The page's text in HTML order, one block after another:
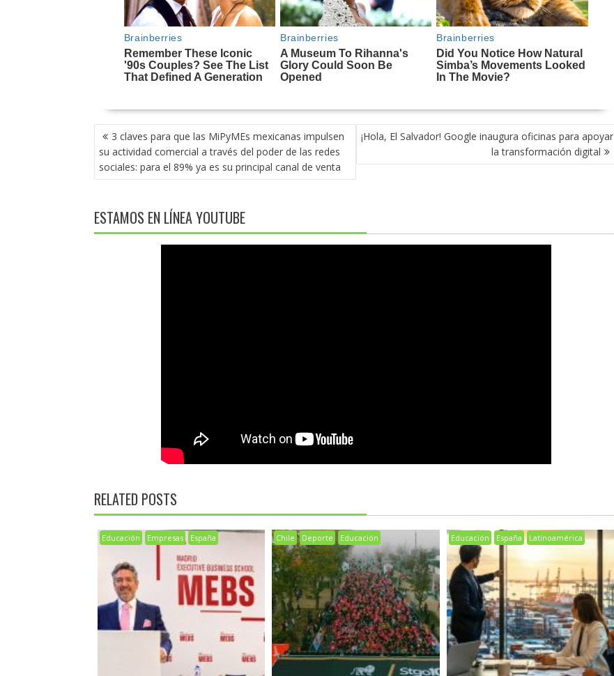
NAVEGACIÓN
DE
ENTRADAS
3 claves para que las MiPyMEs mexicanas impulsen
su actividad comercial a través del poder de las redes
sociales: para el 89% ya es su principal canal de venta
¡Hola, El Salvador! Google inaugura oficinas para apoyar
la transformación digital
ESTAMOS EN LÍNEA YOUTUBE
RELATED POSTS
Educación Empresas España Chile Deporte Educación Educación España Latinoamérica